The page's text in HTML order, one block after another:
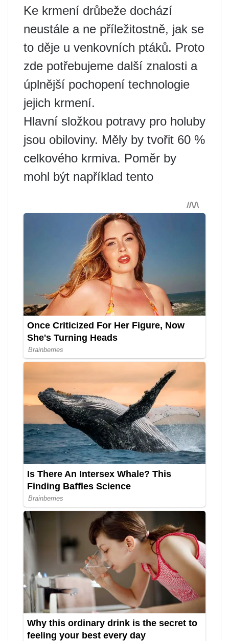
Ke krmení drůbeže dochází
neustále a ne příležitostně, jak se
to děje u venkovních ptáků. Proto
zde potřebujeme další znalosti a
úplnější pochopení technologie
jejich krmení.
Hlavní složkou potravy pro holuby
jsou obiloviny. Měly by tvořit 60 %
celkového krmiva. Poměr by
mohl být například tento